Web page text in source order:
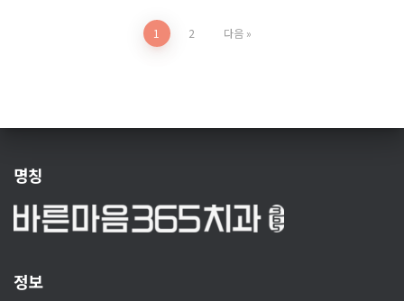
이
지
매
김
1 2 다음
명칭
정보